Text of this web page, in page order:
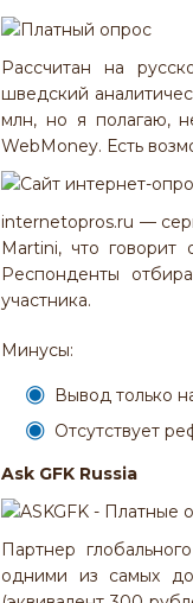
Рассчитан на
шведский
млн, но я полагаю,
WebMoney. Есть
internetopros.ru —
Martini, что
Респонденты
участника.
Минусы:
Вывод только
Отсутствует
Ask GFK Russia
Партнер
одними из самых